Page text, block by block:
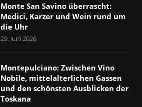
Monte San Savino überrascht:
Medici, Karzer und Wein rund um
die Uhr
29. Juni 2026
Montepulciano: Zwischen Vino
Nobile, mittelalterlichen Gassen
und den schönsten Ausblicken der
Toskana